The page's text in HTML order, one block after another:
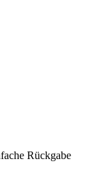
Rückgabe